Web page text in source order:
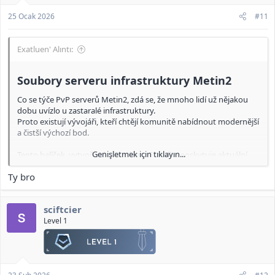
25 Ocak 2026 #11
Exatluen' Alıntı:
Soubory serveru infrastruktury Metin2​
Co se týče PvP serverů Metin2, zdá se, že mnoho lidí už nějakou
dobu uvízlo u zastaralé infrastruktury.
Proto existují vývojáři, kteří chtějí komunitě nabídnout modernější
a čistší výchozí bod.
Tento balíček, vytvořený vývojářem Fratello, poskytuje aktuální
základ, na kterém mohou vývojáři snadno stavět.
:VÝSTRAHA: Klíčové body:
• Infrastruktura aktualizována na MariaDB 11.8.3
Zastaralý MySQL 5.6 byl nahrazen aktuálnějším, stabilnějším a
výkonnějším databázovým prostředím.
• Přechod na podporu DirectX 9
Genişletmek için tıklayın...
Ty bro
sciftcier
Level 1